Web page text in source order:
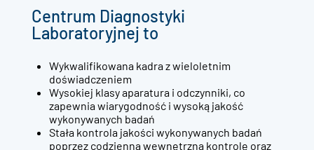
Centrum Diagnostyki
Laboratoryjnej to
Wykwalifikowana kadra z wieloletnim
doświadczeniem
Wysokiej klasy aparatura i odczynniki, co
zapewnia wiarygodność i wysoką jakość
wykonywanych badań
Stała kontrola jakości wykonywanych badań
poprzez codzienną wewnętrzną kontrolę oraz